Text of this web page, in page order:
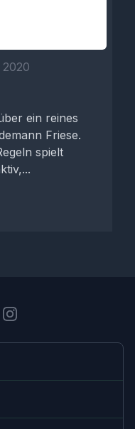
2020
ein reines
Friese.
spielt